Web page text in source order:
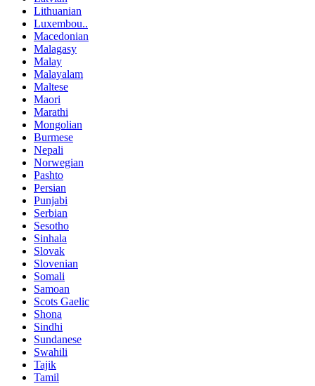
Lithuanian
Luxembou..
Macedonian
Malagasy
Malay
Malayalam
Maltese
Maori
Marathi
Mongolian
Burmese
Nepali
Norwegian
Pashto
Persian
Punjabi
Serbian
Sesotho
Sinhala
Slovak
Slovenian
Somali
Samoan
Scots Gaelic
Shona
Sindhi
Sundanese
Swahili
Tajik
Tamil